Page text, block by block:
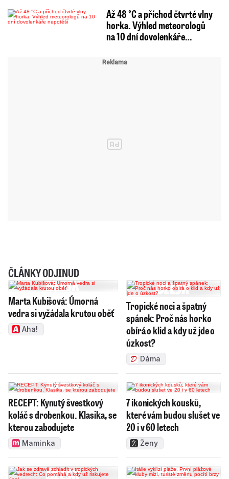
Až 48 °C a příchod čtvrté vlny
horka. Výhled meteorologů
na 10 dní dovolenkáře…
ČLÁNKY ODJINUD
Marta Kubišová: Úmorná
vedra si vyžádala krutou oběť
Aha!
Tropické noci a špatný
spánek: Proč nás horko
obírá o klid a kdy už jde o
úzkost?
Dáma
RECEPT: Kynutý švestkový
koláč s drobenkou. Klasika, se
kterou zabodujete
Maminka
7 ikonických kousků,
které vám budou slušet ve
20 i v 60 letech
Ženy